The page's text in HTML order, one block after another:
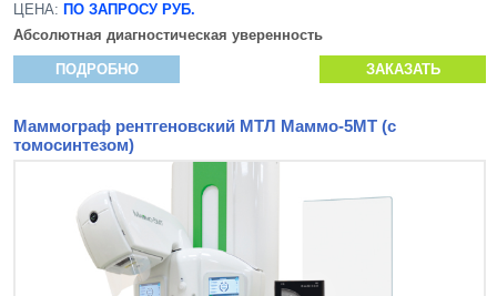
ЦЕНА: ПО ЗАПРОСУ РУБ.
Абсолютная диагностическая уверенность
ПОДРОБНО ЗАКАЗАТЬ
Маммограф рентгеновский МТЛ Маммо-5МТ (с
томосинтезом)